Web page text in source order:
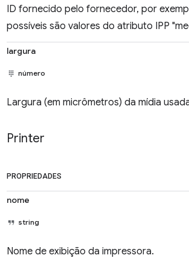
ID fornecido pelo fornecedor, por
possíveis são valores do atributo IPP
largura
número
Largura (em micrômetros) da mídia
Printer
PROPRIEDADES
nome
string
Nome de exibição da impressora.